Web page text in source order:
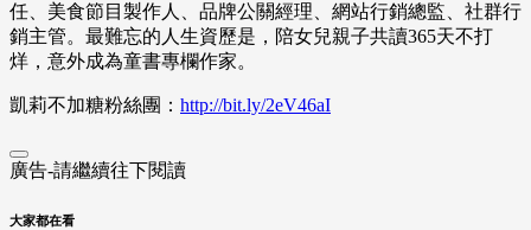
任、美食節目製作人、品牌公關經理、網站行銷總監、社群行
銷主管。最難忘的人生資歷是，陪女兒親子共讀365天不打
烊，意外成為童書專欄作家。
凱莉不加糖粉絲團： http://bit.ly/2eV46aI
廣告-請繼續往下閱讀
大家都在看